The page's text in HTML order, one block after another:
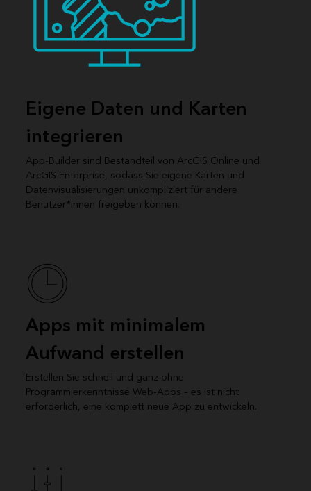
Eigene Daten und Karten
integrieren
App-Builder sind Bestandteil von ArcGIS Online und
ArcGIS Enterprise, sodass Sie eigene Karten und
Datenvisualisierungen unkompliziert für andere
Benutzer*innen freigeben können.
Apps mit minimalem
Aufwand erstellen
Erstellen Sie schnell und ganz ohne
Programmierkenntnisse Web-Apps – es ist nicht
erforderlich, eine komplett neue App zu entwickeln.